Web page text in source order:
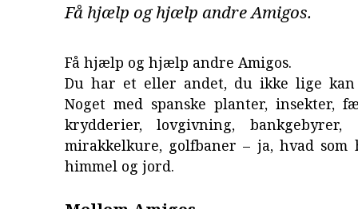
Få hjælp og hjælp andre Amigos.
Få hjælp og hjælp andre Amigos.
Du har et eller andet, du ikke lige
Noget med spanske planter, insekter,
krydderier, lovgivning, bankgebyrer,
mirakkelkure, golfbaner – ja, hvad som
himmel og jord.